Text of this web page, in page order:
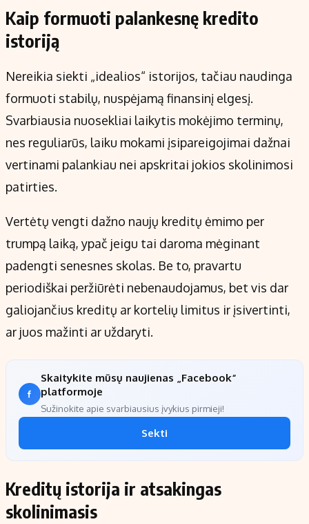
Kaip formuoti palankesnę kredito
istoriją
Nereikia siekti „idealios“ istorijos, tačiau naudinga
formuoti stabilų, nuspėjamą finansinį elgesį.
Svarbiausia nuosekliai laikytis mokėjimo terminų,
nes reguliarūs, laiku mokami įsipareigojimai dažnai
vertinami palankiau nei apskritai jokios skolinimosi
patirties.
Vertėtų vengti dažno naujų kreditų ėmimo per
trumpą laiką, ypač jeigu tai daroma mėginant
padengti senesnes skolas. Be to, pravartu
periodiškai peržiūrėti nebenaudojamus, bet vis dar
galiojančius kreditų ar kortelių limitus ir įsivertinti,
ar juos mažinti ar uždaryti.
Skaitykite mūsų naujienas „Facebook“
platformoje
Sužinokite apie svarbiausius įvykius pirmieji!
Sekti
Kreditų istorija ir atsakingas
skolinimasis